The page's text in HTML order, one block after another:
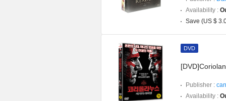
Availability :
Save (US $
DVD
Publisher :
Availability :